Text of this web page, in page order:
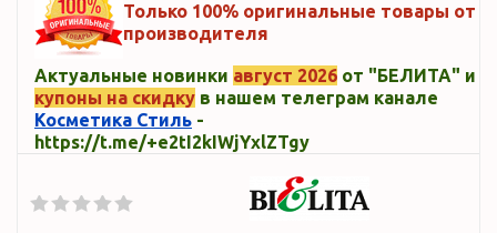
Только 100% оригинальные товары от
производителя
Актуальные новинки август 2026 от "БЕЛИТА" и
купоны на скидку в нашем телеграм канале
Косметика Стиль -
https://t.me/+e2tI2kIWjYxlZTgy